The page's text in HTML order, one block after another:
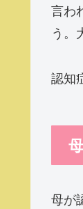
言わ
う。
認知
母が